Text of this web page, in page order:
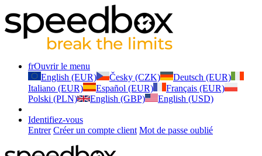
frOuvrir le menu
English (EUR)
Česky (CZK)
Deutsch (EUR)
Italiano (EUR)
Español (EUR)
Français (EUR)
Polski (PLN)
English (GBP) English (USD)
Identifiez-vous
Entrer Créer un compte client Mot de passe oublié